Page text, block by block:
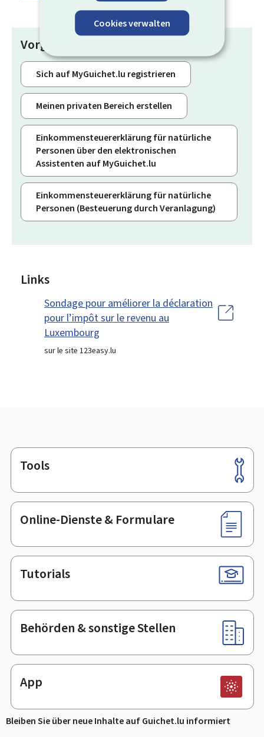
Cookies verwalten
Vorgänge
Sich auf MyGuichet.lu registrieren
Meinen privaten Bereich erstellen
Einkommensteuererklärung für natürliche
Personen über den elektronischen
Assistenten auf MyGuichet.lu
Einkommensteuererklärung für natürliche
Personen (Besteuerung durch Veranlagung)
Links
Sondage pour améliorer la déclaration
pour l’impôt sur le revenu au
Luxembourg
sur le site 123easy.lu
Footer
Tools
Online-Dienste & Formulare
Tutorials
Behörden & sonstige Stellen
App
Bleiben Sie über neue Inhalte auf Guichet.lu informiert